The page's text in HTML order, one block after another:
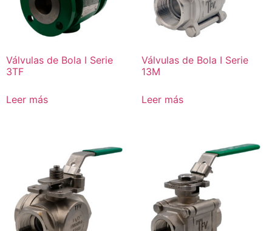
Válvulas de Bola I Serie
3TF
Leer más
Válvulas de Bola I Serie
13M
Leer más